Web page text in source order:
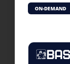
ON-DEMAND